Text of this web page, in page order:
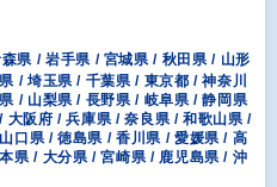
県 / 岩手県 / 宮城県 / 秋田県 / 山形
/ 埼玉県 / 千葉県 / 東京都 / 神奈川
/ 山梨県 / 長野県 / 岐阜県 / 静岡県
阪府 / 兵庫県 / 奈良県 / 和歌山県 /
口県 / 徳島県 / 香川県 / 愛媛県 / 高
県 / 大分県 / 宮崎県 / 鹿児島県 / 沖